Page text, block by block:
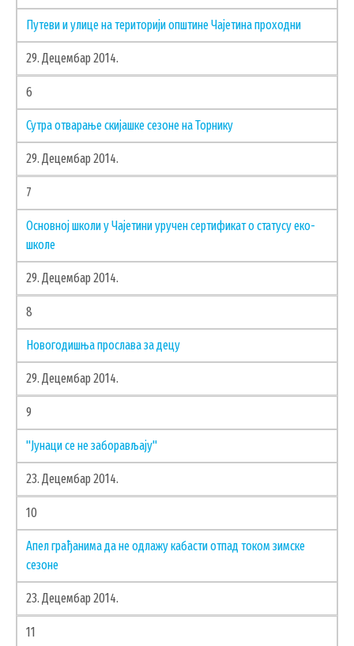
Путеви и улице на територији општине Чајетина проходни
29. Децембар 2014.
6
Сутра отварање скијашке сезоне на Торнику
29. Децембар 2014.
7
Основној школи у Чајетини уручен сертификат о статусу еко-
школе
29. Децембар 2014.
8
Новогодишња прослава за децу
29. Децембар 2014.
9
"Јунаци се не заборављају"
23. Децембар 2014.
10
Апел грађанима да не одлажу кабасти отпад током зимске
сезоне
23. Децембар 2014.
11